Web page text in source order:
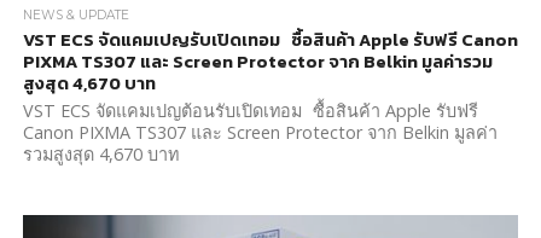
NEWS & UPDATE
VST ECS จัดแคมเปญรับเปิดเทอม ซื้อสินค้า Apple รับฟรี Canon
PIXMA TS307 และ Screen Protector จาก Belkin มูลค่ารวม
สูงสุด 4,670 บาท
VST ECS จัดแคมเปญต้อนรับเปิดเทอม ซื้อสินค้า Apple รับฟรี
Canon PIXMA TS307 และ Screen Protector จาก Belkin มูลค่า
รวมสูงสุด 4,670 บาท